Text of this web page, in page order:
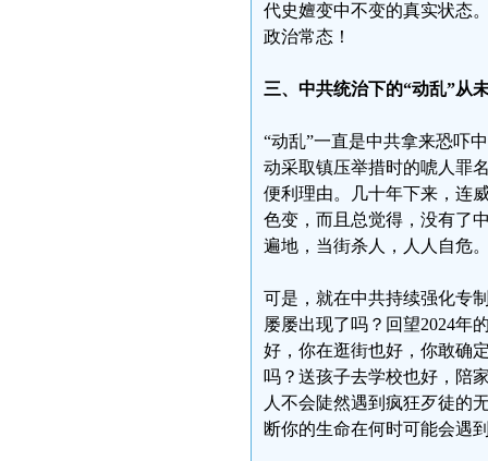
代史嬗变中不变的真实状态
政治常态！
三、中共统治下的“动乱”从
“动乱”一直是中共拿来恐吓
动采取镇压举措时的唬人罪
便利理由。几十年下来，连
色变，而且总觉得，没有了
遍地，当街杀人，人人自危
可是，就在中共持续强化专
屡屡出现了吗？回望2024年
好，你在逛街也好，你敢确
吗？送孩子去学校也好，陪
人不会陡然遇到疯狂歹徒的
断你的生命在何时可能会遇